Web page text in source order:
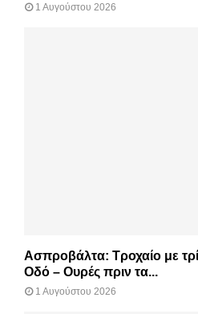
1 Αυγούστου 2026
Ασπροβάλτα: Τροχαίο με
Οδό – Ουρές πριν τα...
1 Αυγούστου 2026